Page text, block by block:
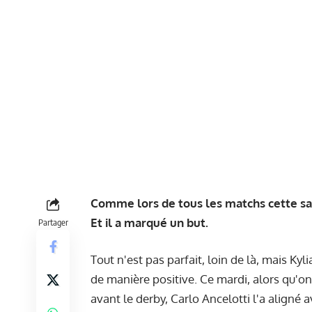
Partager
Comme lors de tous les matchs cette
Et il a marqué un but.
Tout n'est pas parfait, loin de là, mais
de manière positive. Ce mardi, alors
avant le derby, Carlo Ancelotti l'a aligné